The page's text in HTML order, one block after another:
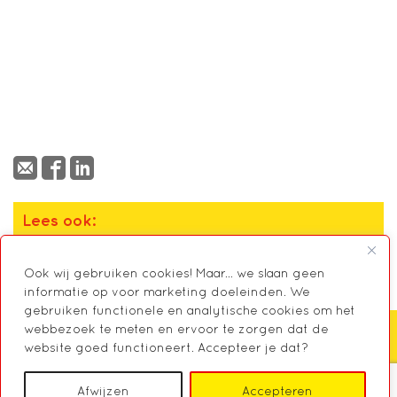
Ook wij gebruiken cookies! Maar... we slaan geen
informatie op voor marketing doeleinden. We
gebruiken functionele en analytische cookies om het
webbezoek te meten en ervoor te zorgen dat de
website goed functioneert. Accepteer je dat?
Afwijzen Accepteren
Lees ook:
‘De zorg de baas’
Zoeken